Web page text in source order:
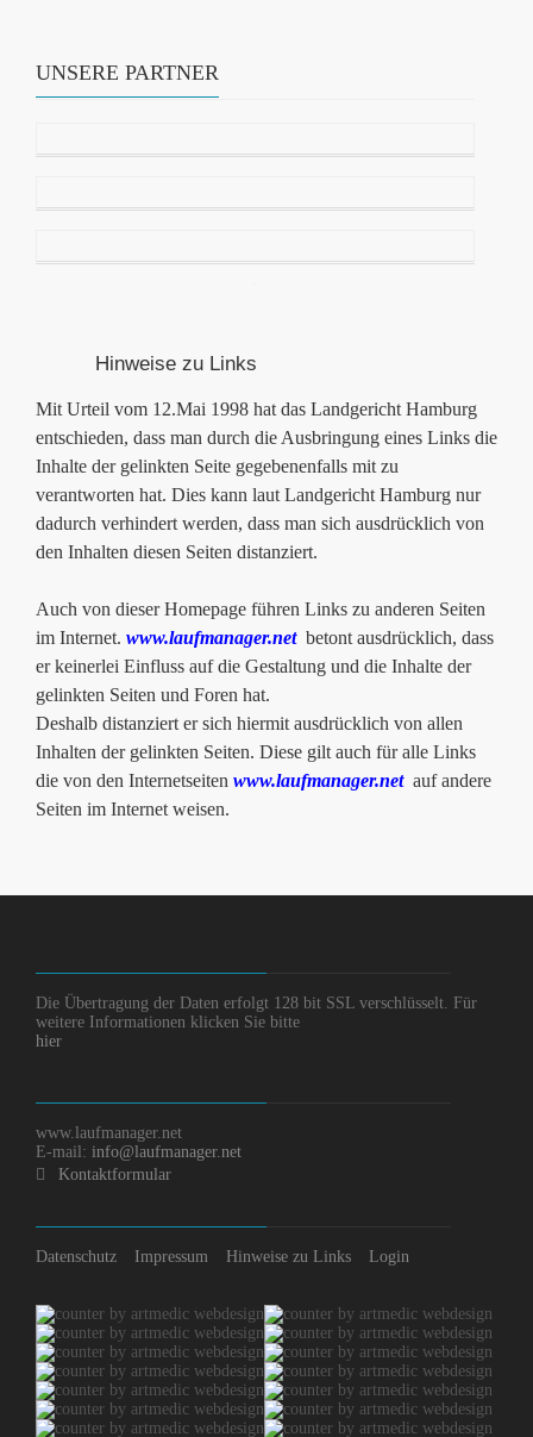
UNSERE PARTNER
Hinweise zu Links
Mit Urteil vom 12.Mai 1998 hat das Landgericht Hamburg
entschieden, dass man durch die Ausbringung eines Links die
Inhalte der gelinkten Seite gegebenenfalls mit zu
verantworten hat. Dies kann laut Landgericht Hamburg nur
dadurch verhindert werden, dass man sich ausdrücklich von
den Inhalten diesen Seiten distanziert.
Auch von dieser Homepage führen Links zu anderen Seiten
im Internet. www.laufmanager.netbetont ausdrücklich, dass
er keinerlei Einfluss auf die Gestaltung und die Inhalte der
gelinkten Seiten und Foren hat.
Deshalb distanziert er sich hiermit ausdrücklich von allen
Inhalten der gelinkten Seiten. Diese gilt auch für alle Links
die von den Internetseiten www.laufmanager.net auf andere
Seiten im Internet weisen.
Die Übertragung der Daten erfolgt 128 bit SSL verschlüsselt. Für
weitere Informationen klicken Sie bitte
hier
www.laufmanager.net
E-mail: info@laufmanager.net
Kontaktformular
Datenschutz Impressum Hinweise zu Links Login